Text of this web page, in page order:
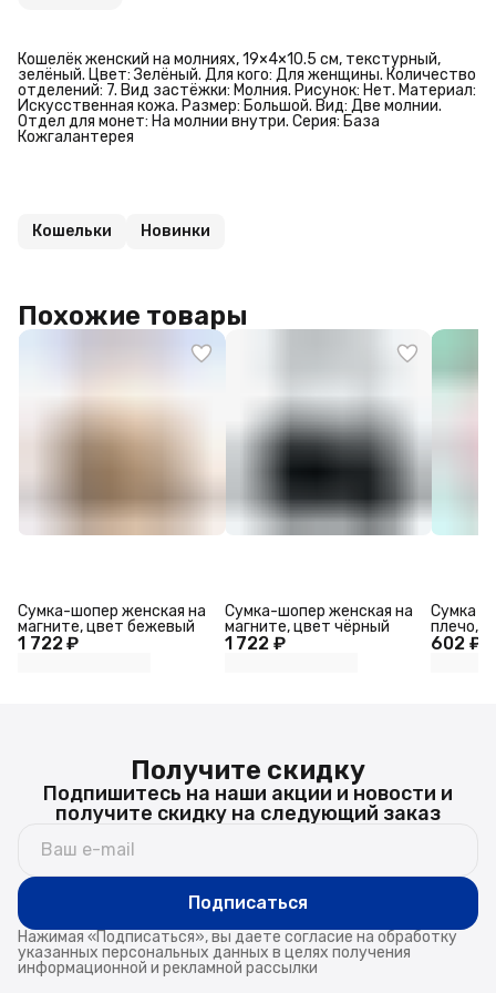
Кошелёк женский на молниях, 19×4×10.5 см, текстурный,
зелёный. Цвет: Зелёный. Для кого: Для женщины. Количество
отделений: 7. Вид застёжки: Молния. Рисунок: Нет. Материал:
Искусственная кожа. Размер: Большой. Вид: Две молнии.
Отдел для монет: На молнии внутри. Серия: База
Кожгалантерея
Кошельки Новинки
Похожие товары
1 722 ₽
Сумка-шопер женская на
магните, цвет бежевый
1 722 ₽
Сумка-шопер женская на
магните, цвет чёрный
602 ₽
Сумка
плечо,
см
Получите скидку
Подпишитесь на наши акции и новости и
получите скидку на следующий заказ
Подписаться
Нажимая «Подписаться», вы даете согласие на обработку
указанных персональных данных в целях получения
информационной и рекламной рассылки